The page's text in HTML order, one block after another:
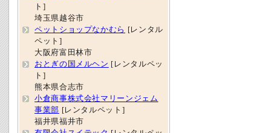
ト]
埼玉県越谷市
ペットショップなかむら
[レンタル
ペット]
大阪府富田林市
おとぎの国メルヘン [レンタルペッ
ト]
熊本県合志市
小倉商事株式会社マリーンジェム
事業部 [レンタルペット]
福井県福井市